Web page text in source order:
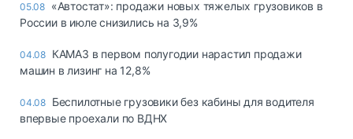
05.08 «Автостат»: продажи новых тяжелых грузовиков в
России в июле снизились на 3,9%
04.08 КАМАЗ в первом полугодии нарастил продажи
машин в лизинг на 12,8%
04.08 Беспилотные грузовики без кабины для водителя
впервые проехали по ВДНХ